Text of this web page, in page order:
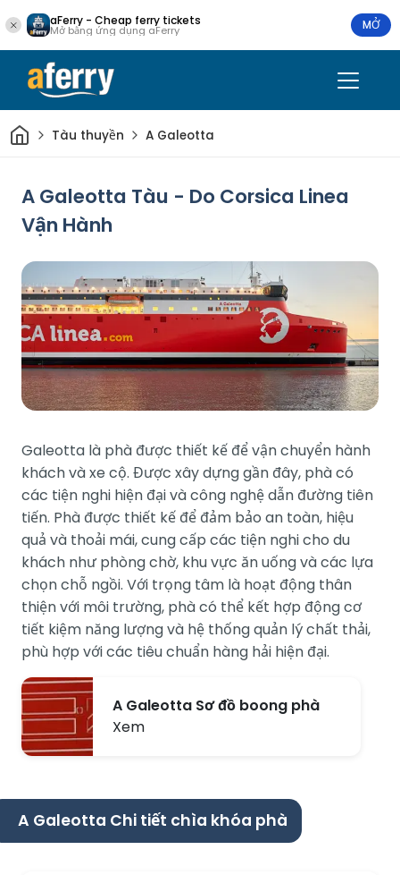
aFerry - Cheap ferry tickets
Mở bằng ứng dụng aFerry MỞ
Trang chủ
Tàu thuyền A Galeotta
A Galeotta Tàu - Do Corsica Linea
Vận Hành
Galeotta là phà được thiết kế để vận chuyển hành
khách và xe cộ. Được xây dựng gần đây, phà có
các tiện nghi hiện đại và công nghệ dẫn đường tiên
tiến. Phà được thiết kế để đảm bảo an toàn, hiệu
quả và thoải mái, cung cấp các tiện nghi cho du
khách như phòng chờ, khu vực ăn uống và các lựa
chọn chỗ ngồi. Với trọng tâm là hoạt động thân
thiện với môi trường, phà có thể kết hợp động cơ
tiết kiệm năng lượng và hệ thống quản lý chất thải,
phù hợp với các tiêu chuẩn hàng hải hiện đại.
A Galeotta Sơ đồ boong phà
Xem
A Galeotta Chi tiết chìa khóa phà